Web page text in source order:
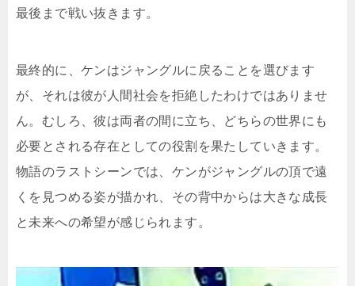
最後まで戦い抜きます。
最終的に、ケンはジャングルに戻ることを選びます
が、それは彼が人間社会を拒絶したわけではありませ
ん。むしろ、彼は両者の間に立ち、どちらの世界にも
必要とされる存在としての役割を果たしていきます。
物語のラストシーンでは、ケンがジャングルの頂で遠
くを見つめる姿が描かれ、その背中からは大きな成長
と未来への希望が感じられます。